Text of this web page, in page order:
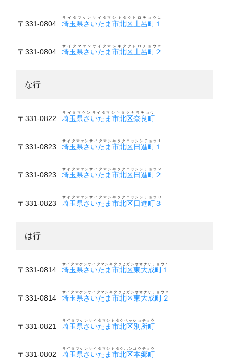
〒331-0804 埼玉県さいたま市北区土呂町１
サイタマケンサイタマシキタクトロチョウ１
〒331-0804 埼玉県さいたま市北区土呂町２
サイタマケンサイタマシキタクトロチョウ２
な行
〒331-0822 埼玉県さいたま市北区奈良町
サイタマケンサイタマシキタクナラチョウ
〒331-0823 埼玉県さいたま市北区日進町１
サイタマケンサイタマシキタクニッシンチョウ１
〒331-0823 埼玉県さいたま市北区日進町２
サイタマケンサイタマシキタクニッシンチョウ２
〒331-0823 埼玉県さいたま市北区日進町３
サイタマケンサイタマシキタクニッシンチョウ３
は行
〒331-0814 埼玉県さいたま市北区東大成町１
サイタマケンサイタマシキタクヒガシオオナリチョウ１
〒331-0814 埼玉県さいたま市北区東大成町２
サイタマケンサイタマシキタクヒガシオオナリチョウ２
〒331-0821 埼玉県さいたま市北区別所町
サイタマケンサイタマシキタクベッショチョウ
〒331-0802 埼玉県さいたま市北区本郷町
サイタマケンサイタマシキタクホンゴウチョウ